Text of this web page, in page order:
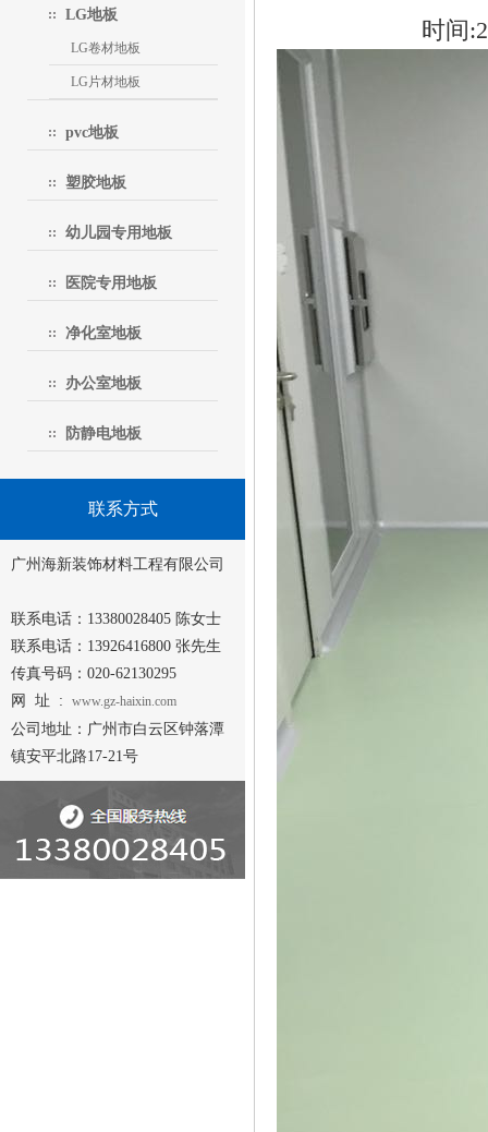
LG地板
LG卷材地板
LG片材地板
pvc地板
塑胶地板
幼儿园专用地板
医院专用地板
净化室地板
办公室地板
防静电地板
联系方式
广州海新装饰材料工程有限公司
联系电话：13380028405 陈女士
联系电话：13926416800 张先生
传真号码：020-62130295
网 址 : www.gz-haixin.com
公司地址：广州市白云区钟落潭
镇安平北路17-21号
时间